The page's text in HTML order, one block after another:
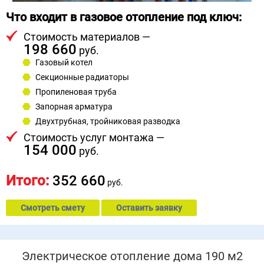
Что входит в газовое отопление под ключ:
Стоимость материалов —
198 660 руб.
Газовый котел
Секционные радиаторы
Пропиленовая труба
Запорная арматура
Двухтрубная, тройниковая разводка
Стоимость услуг монтажа —
154 000 руб.
Итого: 352 660 руб.
Смотреть смету Оставить заявку
Электрическое отопление дома 190 м2